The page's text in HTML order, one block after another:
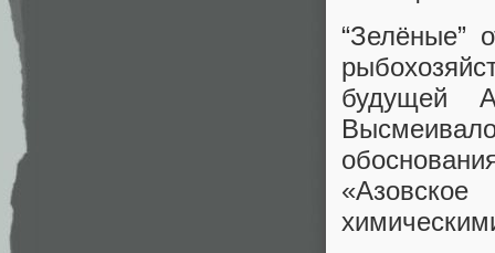
“Зелёные”
будущей